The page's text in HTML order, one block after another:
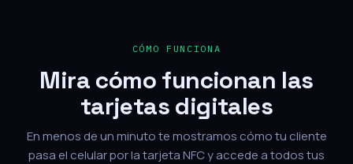
CÓMO FUNCIONA
Mira cómo funcionan las
tarjetas digitales
En menos de un minuto te mostramos cómo tu cliente
pasa el celular por la tarjeta NFC y accede a todos tus